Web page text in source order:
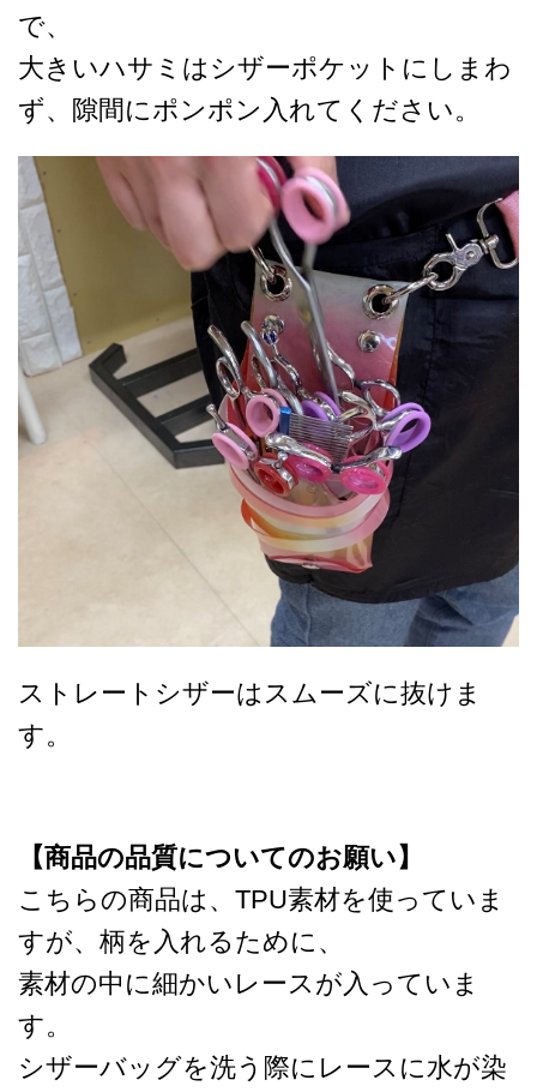
で、
大きいハサミはシザーポケットにしまわ
ず、隙間にポンポン入れてください。
ストレートシザーはスムーズに抜けま
す。
【商品の品質についてのお願い】
こちらの商品は、TPU素材を使っていま
すが、柄を入れるために、
素材の中に細かいレースが入っていま
す。
シザーバッグを洗う際にレースに水が染